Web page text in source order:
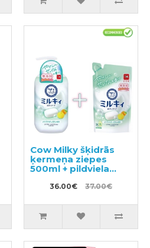
Cow Milky šķidrās
ķermeņa ziepes
500ml + pildviela
36.00€ 37.00€